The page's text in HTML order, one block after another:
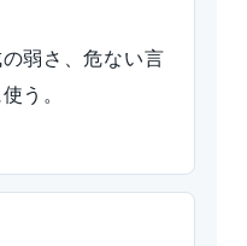
弱さ、危ない言
う。